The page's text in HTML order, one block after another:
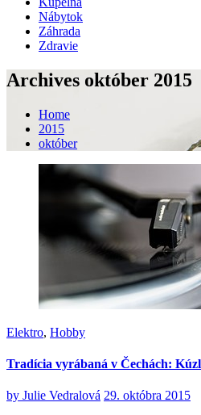
Nábytok
Záhrada
Zdravie
Archives október 2015
Home
2015
október
Elektro, Hobby
Tradícia vyrábaná v Čechách:
by Julie Vedralová 29. októbra 2015